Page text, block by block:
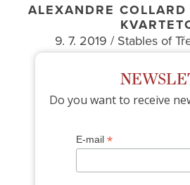
ALEXANDRE
9. 7. 2019 / Stables of
Do you want to receive
E-mail *